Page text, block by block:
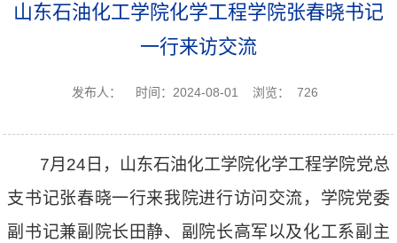
山东石油化工学院化学工程学院张春晓书记
一行来访交流
发布人： 时间：2024-08-01 浏览： 726
7月24日，山东石油化工学院化学工程学院党总
支书记张春晓一行来我院进行访问交流， 学院党委
副书记兼副院长 田静、副院长高军以及化工系副主